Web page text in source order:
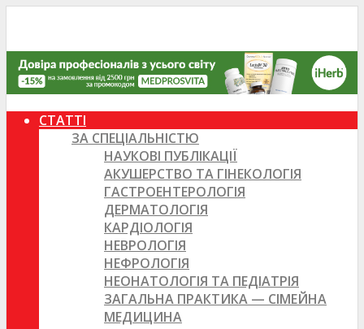
СТАТТІ
ЗА СПЕЦІАЛЬНІСТЮ
НАУКОВІ ПУБЛІКАЦІЇ
АКУШЕРСТВО ТА ГІНЕКОЛОГІЯ
ГАСТРОЕНТЕРОЛОГІЯ
ДЕРМАТОЛОГІЯ
КАРДІОЛОГІЯ
НЕВРОЛОГІЯ
НЕФРОЛОГІЯ
НЕОНАТОЛОГІЯ ТА ПЕДІАТРІЯ
ЗАГАЛЬНА ПРАКТИКА — СІМЕЙНА
МЕДИЦИНА